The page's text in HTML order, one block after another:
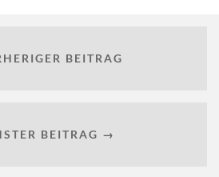
BEITRAG
BEITRAG →